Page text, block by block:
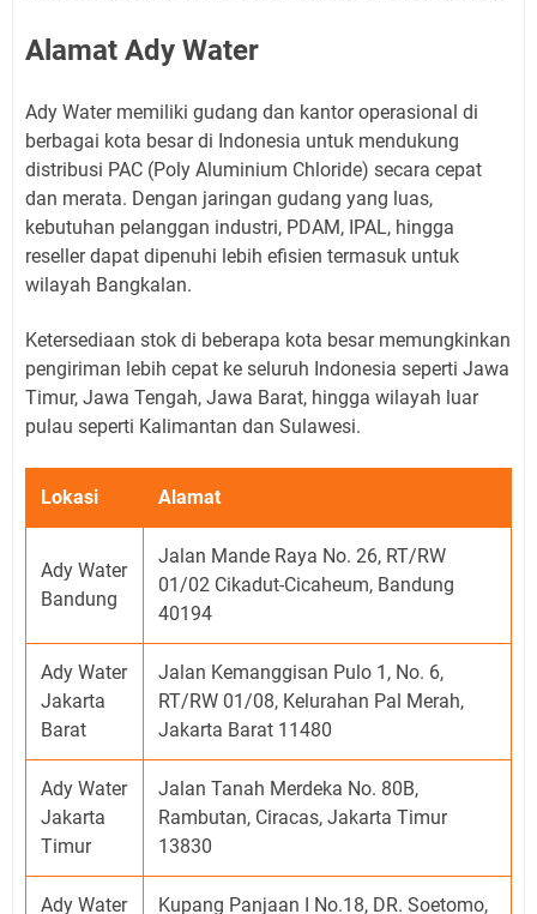
Alamat Ady Water
Ady Water memiliki gudang dan kantor operasional di
berbagai kota besar di Indonesia untuk mendukung
distribusi PAC (Poly Aluminium Chloride) secara cepat
dan merata. Dengan jaringan gudang yang luas,
kebutuhan pelanggan industri, PDAM, IPAL, hingga
reseller dapat dipenuhi lebih efisien termasuk untuk
wilayah Bangkalan.
Ketersediaan stok di beberapa kota besar memungkinkan
pengiriman lebih cepat ke seluruh Indonesia seperti Jawa
Timur, Jawa Tengah, Jawa Barat, hingga wilayah luar
pulau seperti Kalimantan dan Sulawesi.
Lokasi Alamat
Ady Water
Bandung
Jalan Mande Raya No. 26, RT/RW
01/02 Cikadut-Cicaheum, Bandung
40194
Ady Water
Jakarta
Barat
Jalan Kemanggisan Pulo 1, No. 6,
RT/RW 01/08, Kelurahan Pal Merah,
Jakarta Barat 11480
Ady Water
Jakarta
Timur
Jalan Tanah Merdeka No. 80B,
Rambutan, Ciracas, Jakarta Timur
13830
Ady Water Kupang Panjaan I No.18, DR. Soetomo,